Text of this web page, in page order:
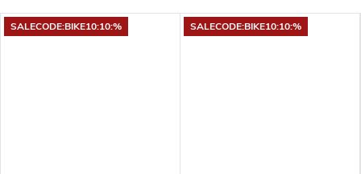
SALECODE:BIKE10:10:% SALECODE:BIKE10:10:%